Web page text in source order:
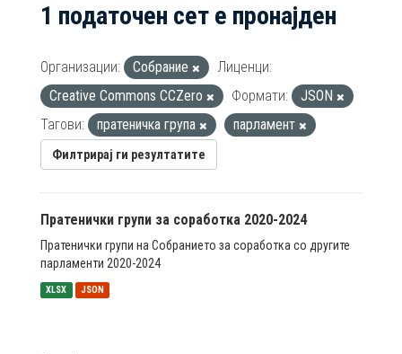
1 податочен сет е пронајден
Организации: Собрание
Лиценци:
Creative Commons CCZero
Формати:
JSON
Тагови:
пратеничка група парламент
Филтрирај ги резултатите
Пратенички групи за соработка 2020-2024
Пратенички групи на Собранието за соработка со другите
парламенти 2020-2024
XLSX JSON